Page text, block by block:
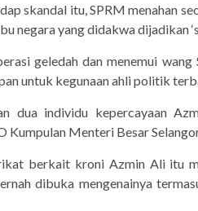
skandal itu, SPRM menahan
negara yang didakwa dijadikan
geledah dan menemui
untuk kegunaan ahli politik
dua individu kepercayaan
Kumpulan Menteri Besar
berkait kroni Azmin Ali itu
dibuka mengenainya